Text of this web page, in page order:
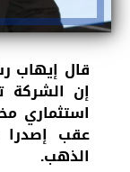
قال إيهاب
إن الشركة
استثماري
عقب إصدرا
الذهب.